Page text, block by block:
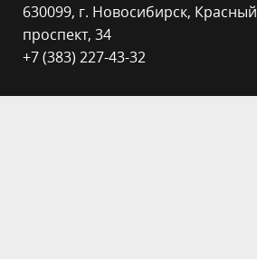
630099, г. Новосибирск, Красный
проспект, 34
+7 (383) 227-43-32